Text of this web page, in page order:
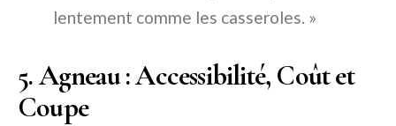
lentement comme les casseroles. »
5. Agneau : Accessibilité, Coût et
Coupe